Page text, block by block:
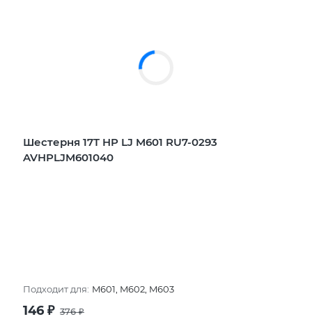
Шестерня 17T HP LJ M601 RU7-0293
AVHPLJM601040
Подходит для: M601, M602, M603
146 ₽ 376₽